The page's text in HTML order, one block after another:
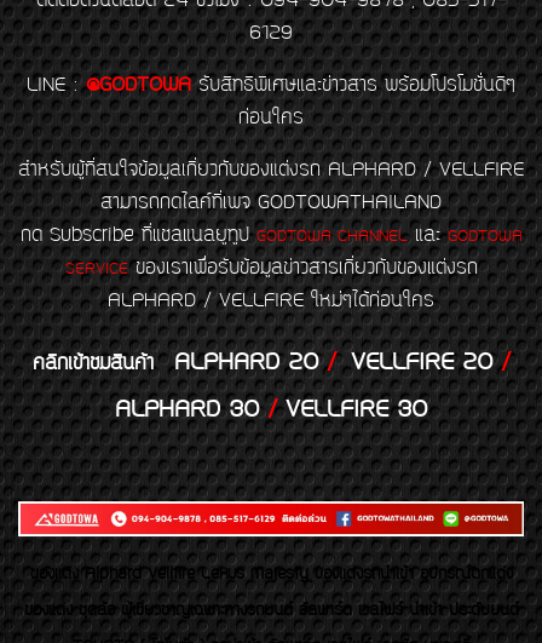
6129
LINE : @GODTOWA รับสิทธิพิเศษและข่าวสาร พร้อมโปรโมชั่นดีๆ
ก่อนใคร
สำหรับผู้ที่สนใจข้อมูลเกี่ยวกับของแต่งรถ ALPHARD / VELLFIRE
สามารถกดไลค์ที่เพจ GODTOWATHAILAND
กด Subscribe ที่แชลแนลยูทูป GODTOWA CHANNELและGODTOWA
SERVICEของเราเพื่อรับข้อมูลข่าวสารเกี่ยวกับของแต่งรถ
ALPHARD / VELLFIRE ใหม่ๆได้ก่อนใคร
คลิกเข้าชมสินค้า ALPHARD 20/VELLFIRE 20/
ALPHARD 30/VELLFIRE 30
ของเเต่ง Alphard Vellfire Lexus Majesty ของเเต่งรถนำเข้า อุปกรณ์ตกแต่ง
ของแต่ง ชุดล้อ ผู้เชี่ยวชาญเฉพาะทางรถยนต์ อัลพาร์ด เวลไฟร์ นำเข้า ประดับยนต์